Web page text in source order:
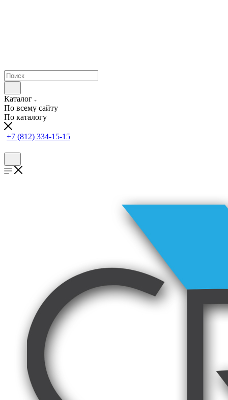
Каталог
По всему сайту
По каталогу
+7 (812) 334-15-15